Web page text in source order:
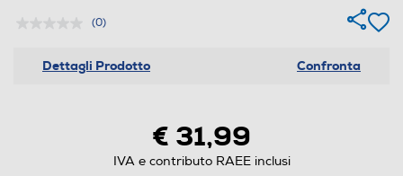
(0)
Dettagli Prodotto Confronta
€ 31,99
IVA e contributo RAEE inclusi